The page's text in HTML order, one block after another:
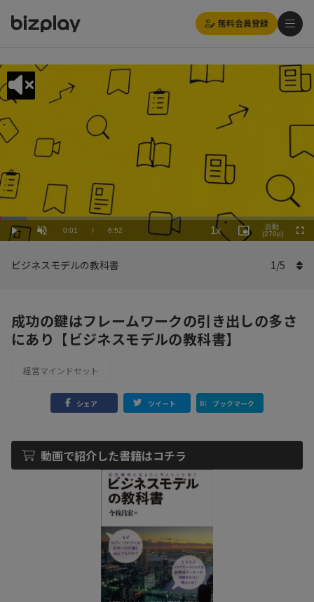
無料会員登録
Play UnmuteCurrent
0:01 / Duration
6:52
Loaded:
8.75%
1x
Playback
Rate
Picture-
in-
自動
(270p)
ビジネスモデルの教科書 1/5
成功の鍵はフレームワークの引き出しの多さ
にあり【ビジネスモデルの教科書】
経営マインドセット
シェア ツイート ブックマーク
動画で紹介した書籍はコチラ